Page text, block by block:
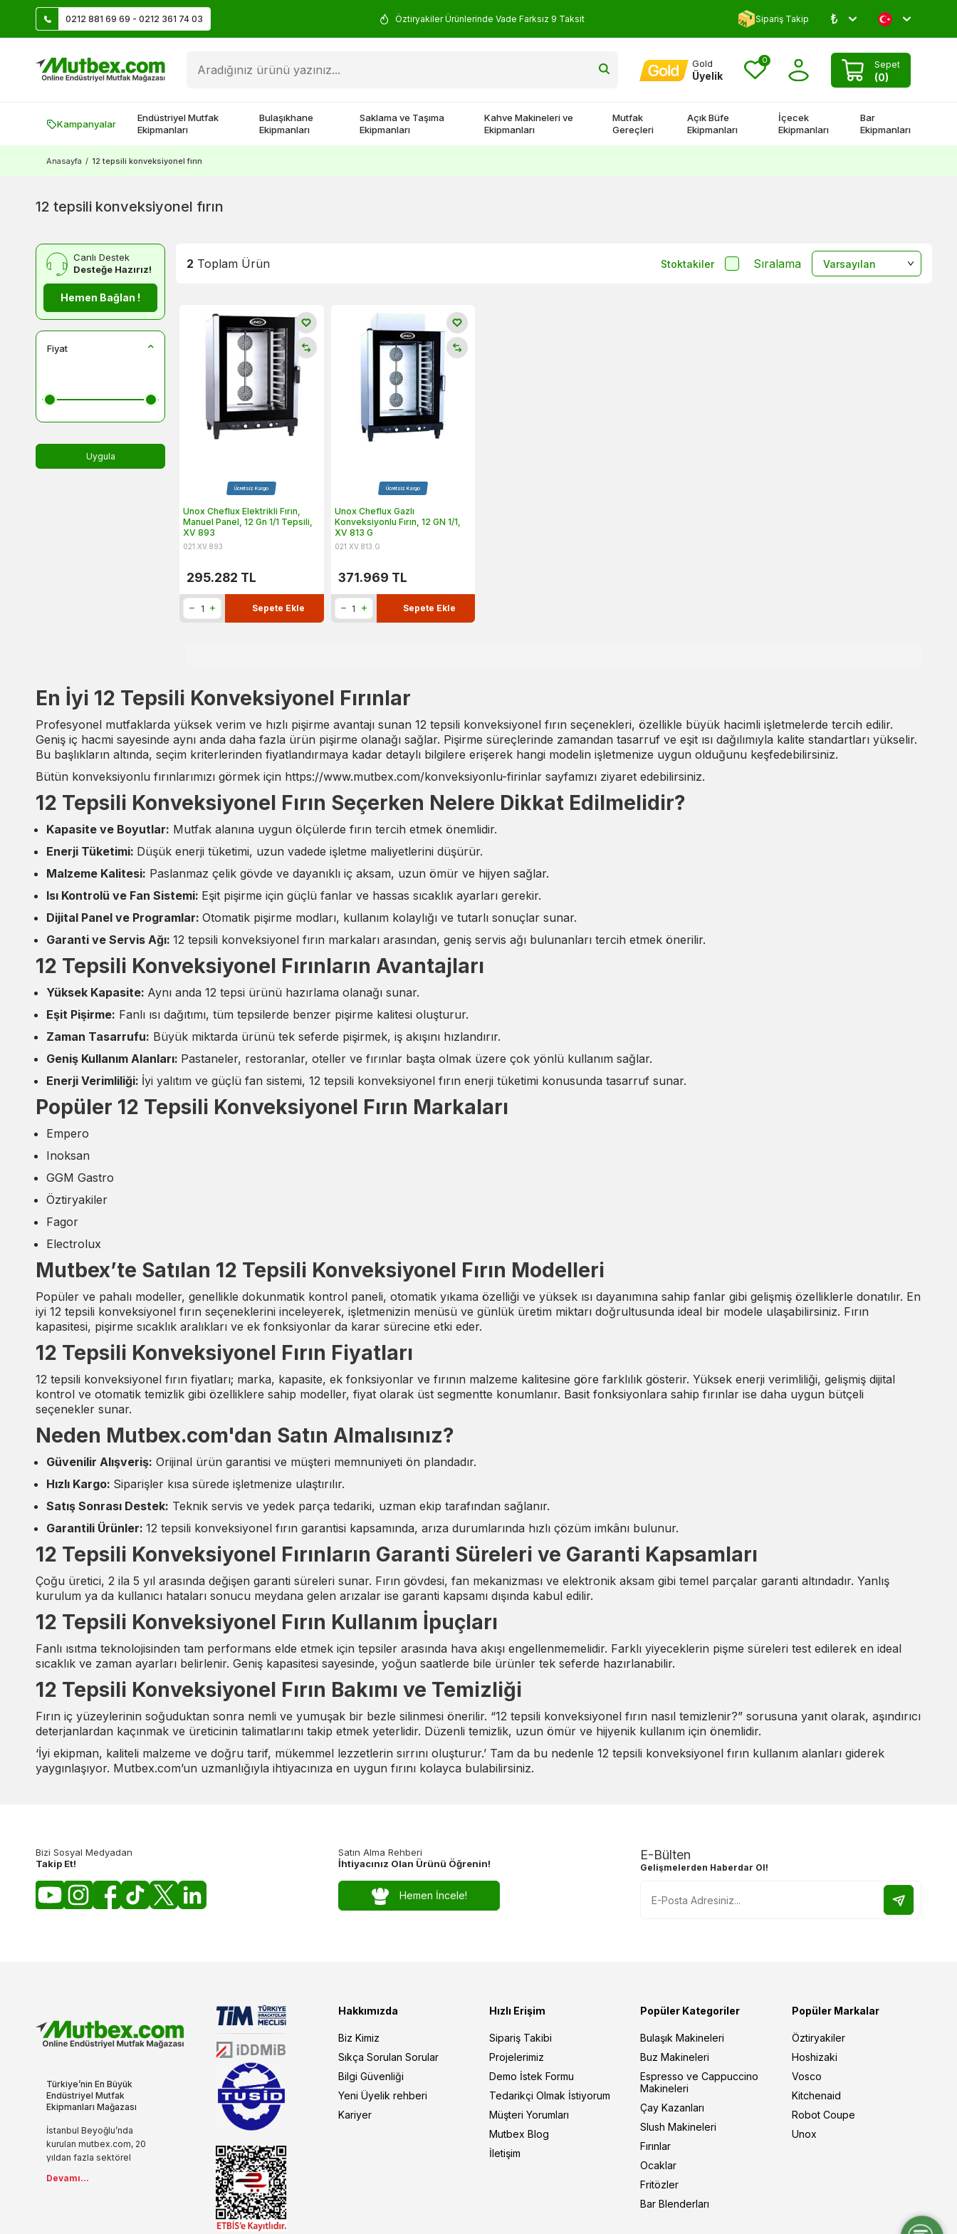
0212 881 69 69 - 0212 361 74 03Üye Ol İlk Siparişte 500 TL Kazan! Öztiryakiler Ürünlerinde Vade Farksız 9 Taksit Yorum Yap 500 TL Kazan!
Sipariş Takip ₺
Gold
Üyelik
0 Sepet
(0)
Kampanyalar
Endüstriyel Mutfak
Ekipmanları
Bulaşıkhane
Ekipmanları
Saklama ve Taşıma
Ekipmanları
Kahve Makineleri ve
Ekipmanları
Mutfak
Gereçleri
Açık Büfe
Ekipmanları
İçecek
Ekipmanları
Bar
Ekipmanları
Anasayfa / 12 tepsili konveksiyonel fırın
12 tepsili konveksiyonel fırın
Canlı Destek
Desteğe Hazırız!
Hemen Bağlan !
Fiyat
Uygula
2 Toplam Ürün Stoktakiler Sıralama
Ücretsiz Kargo
Unox Cheflux Elektrikli Fırın,
Manuel Panel, 12 Gn 1/1 Tepsili,
XV 893
021.XV.893
295.282 TL
Sepete Ekle
Ücretsiz Kargo
Unox Cheflux Gazlı
Konveksiyonlu Fırın, 12 GN 1/1,
XV 813 G
021.XV.813.G
371.969 TL
Sepete Ekle
En İyi 12 Tepsili Konveksiyonel Fırınlar
Profesyonel mutfaklarda yüksek verim ve hızlı pişirme avantajı sunan 12 tepsili konveksiyonel fırın seçenekleri, özellikle büyük hacimli işletmelerde tercih edilir.
Geniş iç hacmi sayesinde aynı anda daha fazla ürün pişirme olanağı sağlar. Pişirme süreçlerinde zamandan tasarruf ve eşit ısı dağılımıyla kalite standartları yükselir.
Bu başlıkların altında, seçim kriterlerinden fiyatlandırmaya kadar detaylı bilgilere erişerek hangi modelin işletmenize uygun olduğunu keşfedebilirsiniz.
Bütün konveksiyonlu fırınlarımızı görmek için https://www.mutbex.com/konveksiyonlu-firinlar sayfamızı ziyaret edebilirsiniz.
12 Tepsili Konveksiyonel Fırın Seçerken Nelere Dikkat Edilmelidir?
Kapasite ve Boyutlar: Mutfak alanına uygun ölçülerde fırın tercih etmek önemlidir.
Enerji Tüketimi: Düşük enerji tüketimi, uzun vadede işletme maliyetlerini düşürür.
Malzeme Kalitesi: Paslanmaz çelik gövde ve dayanıklı iç aksam, uzun ömür ve hijyen sağlar.
Isı Kontrolü ve Fan Sistemi: Eşit pişirme için güçlü fanlar ve hassas sıcaklık ayarları gerekir.
Dijital Panel ve Programlar: Otomatik pişirme modları, kullanım kolaylığı ve tutarlı sonuçlar sunar.
Garanti ve Servis Ağı: 12 tepsili konveksiyonel fırın markaları arasından, geniş servis ağı bulunanları tercih etmek önerilir.
12 Tepsili Konveksiyonel Fırınların Avantajları
Yüksek Kapasite: Aynı anda 12 tepsi ürünü hazırlama olanağı sunar.
Eşit Pişirme: Fanlı ısı dağıtımı, tüm tepsilerde benzer pişirme kalitesi oluşturur.
Zaman Tasarrufu: Büyük miktarda ürünü tek seferde pişirmek, iş akışını hızlandırır.
Geniş Kullanım Alanları: Pastaneler, restoranlar, oteller ve fırınlar başta olmak üzere çok yönlü kullanım sağlar.
Enerji Verimliliği: İyi yalıtım ve güçlü fan sistemi, 12 tepsili konveksiyonel fırın enerji tüketimi konusunda tasarruf sunar.
Popüler 12 Tepsili Konveksiyonel Fırın Markaları
Empero
Inoksan
GGM Gastro
Öztiryakiler
Fagor
Electrolux
Mutbex’te Satılan 12 Tepsili Konveksiyonel Fırın Modelleri
Popüler ve pahalı modeller, genellikle dokunmatik kontrol paneli, otomatik yıkama özelliği ve yüksek ısı dayanımına sahip fanlar gibi gelişmiş özelliklerle donatılır. En
iyi 12 tepsili konveksiyonel fırın seçeneklerini inceleyerek, işletmenizin menüsü ve günlük üretim miktarı doğrultusunda ideal bir modele ulaşabilirsiniz. Fırın
kapasitesi, pişirme sıcaklık aralıkları ve ek fonksiyonlar da karar sürecine etki eder.
12 Tepsili Konveksiyonel Fırın Fiyatları
12 tepsili konveksiyonel fırın fiyatları; marka, kapasite, ek fonksiyonlar ve fırının malzeme kalitesine göre farklılık gösterir. Yüksek enerji verimliliği, gelişmiş dijital
kontrol ve otomatik temizlik gibi özelliklere sahip modeller, fiyat olarak üst segmentte konumlanır. Basit fonksiyonlara sahip fırınlar ise daha uygun bütçeli
seçenekler sunar.
Neden Mutbex.com'dan Satın Almalısınız?
Güvenilir Alışveriş: Orijinal ürün garantisi ve müşteri memnuniyeti ön plandadır.
Hızlı Kargo: Siparişler kısa sürede işletmenize ulaştırılır.
Satış Sonrası Destek: Teknik servis ve yedek parça tedariki, uzman ekip tarafından sağlanır.
Garantili Ürünler: 12 tepsili konveksiyonel fırın garantisi kapsamında, arıza durumlarında hızlı çözüm imkânı bulunur.
12 Tepsili Konveksiyonel Fırınların Garanti Süreleri ve Garanti Kapsamları
Çoğu üretici, 2 ila 5 yıl arasında değişen garanti süreleri sunar. Fırın gövdesi, fan mekanizması ve elektronik aksam gibi temel parçalar garanti altındadır. Yanlış
kurulum ya da kullanıcı hataları sonucu meydana gelen arızalar ise garanti kapsamı dışında kabul edilir.
12 Tepsili Konveksiyonel Fırın Kullanım İpuçları
Fanlı ısıtma teknolojisinden tam performans elde etmek için tepsiler arasında hava akışı engellenmemelidir. Farklı yiyeceklerin pişme süreleri test edilerek en ideal
sıcaklık ve zaman ayarları belirlenir. Geniş kapasitesi sayesinde, yoğun saatlerde bile ürünler tek seferde hazırlanabilir.
12 Tepsili Konveksiyonel Fırın Bakımı ve Temizliği
Fırın iç yüzeylerinin soğuduktan sonra nemli ve yumuşak bir bezle silinmesi önerilir. “12 tepsili konveksiyonel fırın nasıl temizlenir?” sorusuna yanıt olarak, aşındırıcı
deterjanlardan kaçınmak ve üreticinin talimatlarını takip etmek yeterlidir. Düzenli temizlik, uzun ömür ve hijyenik kullanım için önemlidir.
‘İyi ekipman, kaliteli malzeme ve doğru tarif, mükemmel lezzetlerin sırrını oluşturur.’ Tam da bu nedenle 12 tepsili konveksiyonel fırın kullanım alanları giderek
yaygınlaşıyor. Mutbex.com’un uzmanlığıyla ihtiyacınıza en uygun fırını kolayca bulabilirsiniz.
Bizi Sosyal Medyadan
Takip Et!
Satın Alma Rehberi
İhtiyacınız Olan Ürünü Öğrenin!
Hemen İncele!
E-Bülten
Gelişmelerden Haberdar Ol!
Türkiye’nin En Büyük
Endüstriyel Mutfak
Ekipmanları Mağazası
İstanbul Beyoğlu’nda
kurulan mutbex.com, 20
yıldan fazla sektörel
modern anlayışıyla
Devamı...
Hakkımızda
Biz Kimiz
Sıkça Sorulan Sorular
Bilgi Güvenliği
Yeni Üyelik rehberi
Kariyer
Hızlı Erişim
Sipariş Takibi
Projelerimiz
Demo İstek Formu
Tedarikçi Olmak İstiyorum
Müşteri Yorumları
Mutbex Blog
İletişim
Popüler Kategoriler
Bulaşık Makineleri
Buz Makineleri
Espresso ve Cappuccino
Makineleri
Çay Kazanları
Slush Makineleri
Fırınlar
Ocaklar
Fritözler
Bar Blenderları
Popüler Markalar
Öztiryakiler
Hoshizaki
Vosco
Kitchenaid
Robot Coupe
Unox